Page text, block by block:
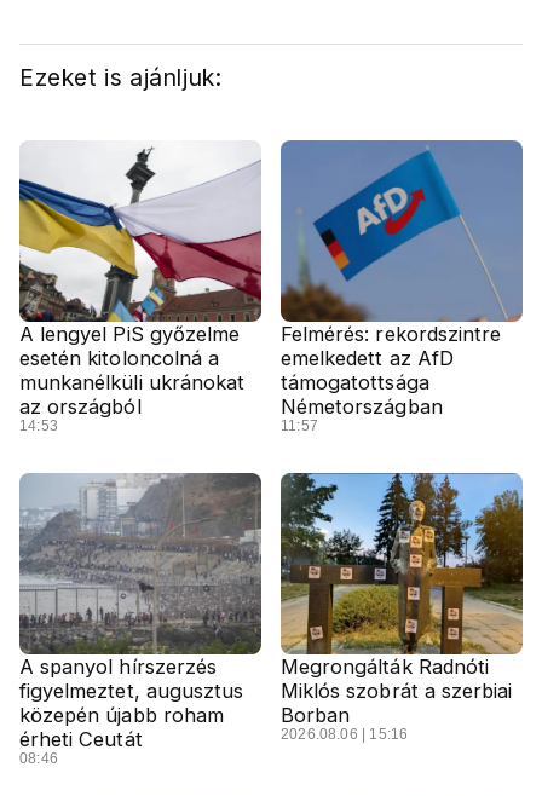
Ezeket is ajánljuk:
A lengyel PiS győzelme
esetén kitoloncolná a
munkanélküli ukránokat
az országból
14:53
Felmérés: rekordszintre
emelkedett az AfD
támogatottsága
Németországban
11:57
A spanyol hírszerzés
figyelmeztet, augusztus
közepén újabb roham
érheti Ceutát
08:46
Megrongálták Radnóti
Miklós szobrát a szerbiai
Borban
2026.08.06 | 15:16